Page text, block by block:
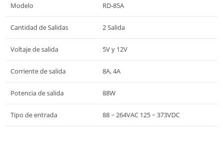
Modelo RD-85A
Cantidad de Salidas 2 Salida
Voltaje de salida 5V y 12V
Corriente de salida 8A, 4A
Potencia de salida 88W
Tipo de entrada 88 ~ 264VAC 125 ~ 373VDC